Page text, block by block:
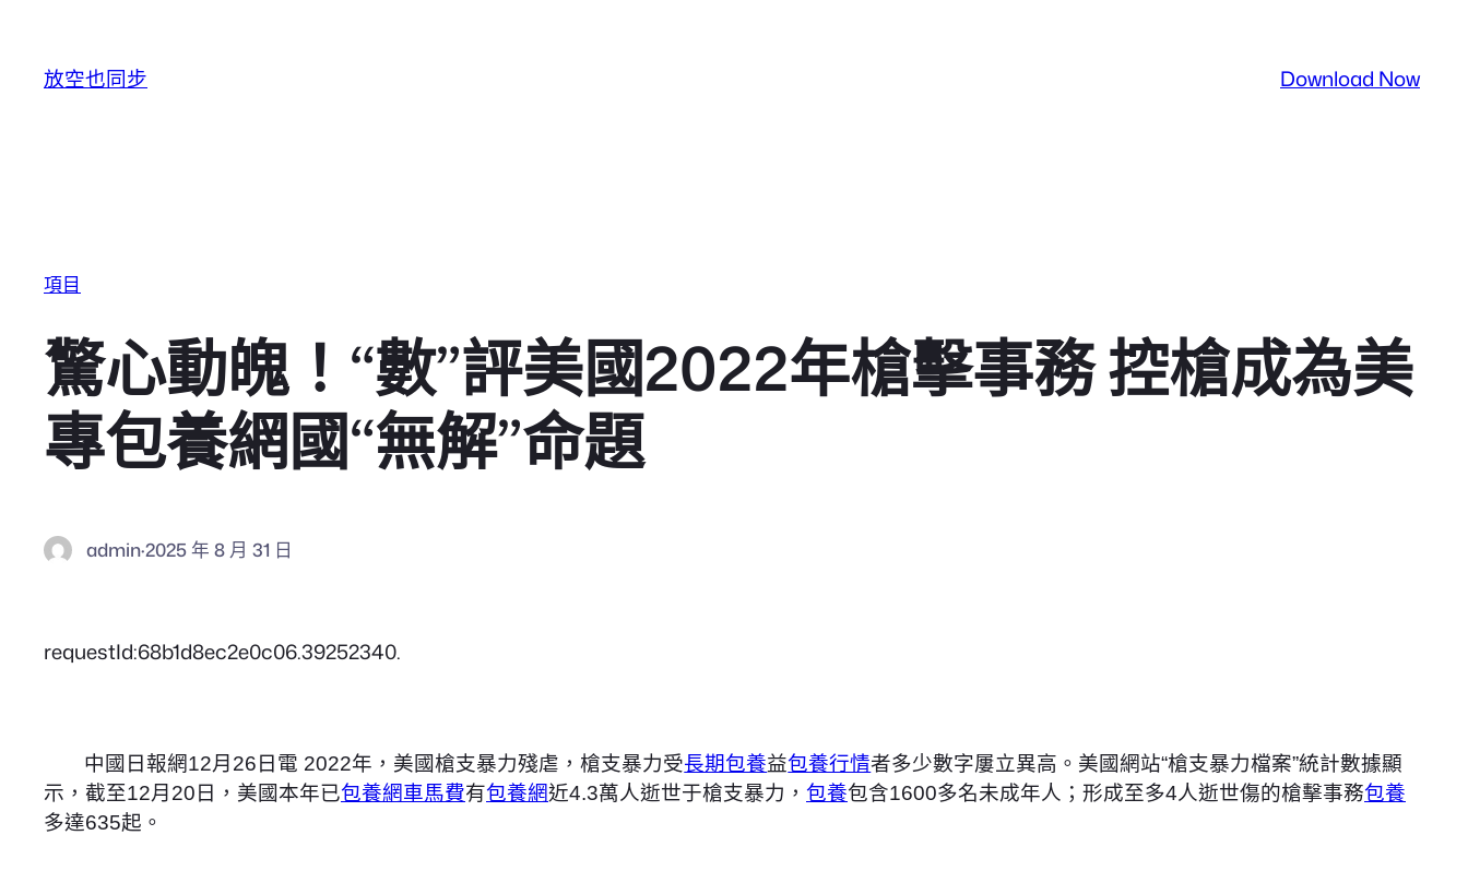
放空也同步 Download Now
項目
驚心動魄！“數”評美國2022年槍擊事務 控槍成為美
專包養網國“無解”命題
admin·2025 年 8 月 31 日
requestId:68b1d8ec2e0c06.39252340.
中國日報網12月26日電 2022年，美國槍支暴力殘虐，槍支暴力受長期包養益包養行情者多少數字屢立異高。美國網站“槍支暴力檔案”統計數據顯
示，截至12月20日，美國本年已包養網車馬費有包養網近4.3萬人逝世于槍支暴力， 包養包含1600多名未成年人；形成至多4人逝世傷的槍擊事務包養
多達635起。